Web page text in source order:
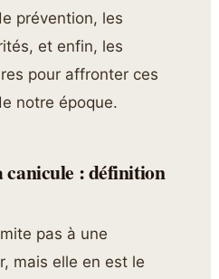
prévention, les
et enfin, les
pour affronter ces
notre époque.
: définition
pas à une
mais elle en est le